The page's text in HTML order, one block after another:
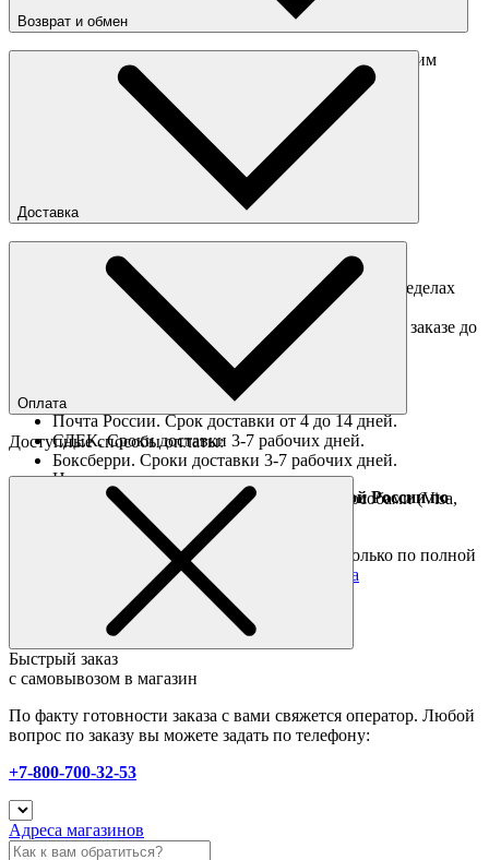
Возврат и обмен
Перед отправкой обмена обязательно свяжитесь с нашим
obmen@sneakerhead.ru
Подробные правила возврата товара
Доставка
Доставка по Москве
Доставка курьером в интервал 13:00-20:00 в пределах
МКАД 350 руб.
Доставка "день в день" в пределах МКАД (при заказе до
Ориентировочные сроки доставки по России
Почта России. Срок доставки от 4 до 14 дней.
СДЕК. Сроки доставки 3-7 рабочих дней.
Боксберри. Сроки доставки 3-7 рабочих дней.
Доставка за границу осуществляется Почтой России по
полной предоплате
Подробные условия
Оплата
Доступные способы оплаты:
Наличными при получении
Оплата он-лайн всеми популярными способами (Visa,
Mastercard и тд.)
Товары со скидкой отправляются по России только по полной
предоплате. Все подробности в разделе
оплата
Быстрый заказ
с самовывозом в магазин
По факту готовности заказа с вами свяжется оператор. Любой
вопрос по заказу вы можете задать по телефону:
+7-800-700-32-53
Адреса магазинов